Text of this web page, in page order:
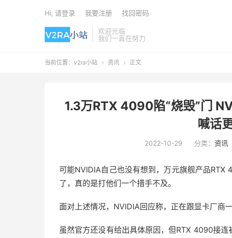
欢迎光临
我们一直在努力
Hi, 请登录 我要注册 找回密码
当前位置： v2ra小站  资讯  正文
1.3万RTX 4090陷“烧毁”门
喊话
2022-10-29 分类： 资讯
可能NVIDIA自己也没有想到，万元旗舰产品
了，真的是打他们一个措手不及。
面对上述情况，NVIDIA回应称，正在跟显卡厂商
虽然官方还没有给出具体原因，但RTX 4090接